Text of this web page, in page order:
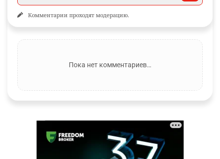
Комментарии проходят модерацию.
Пока нет комментариев…